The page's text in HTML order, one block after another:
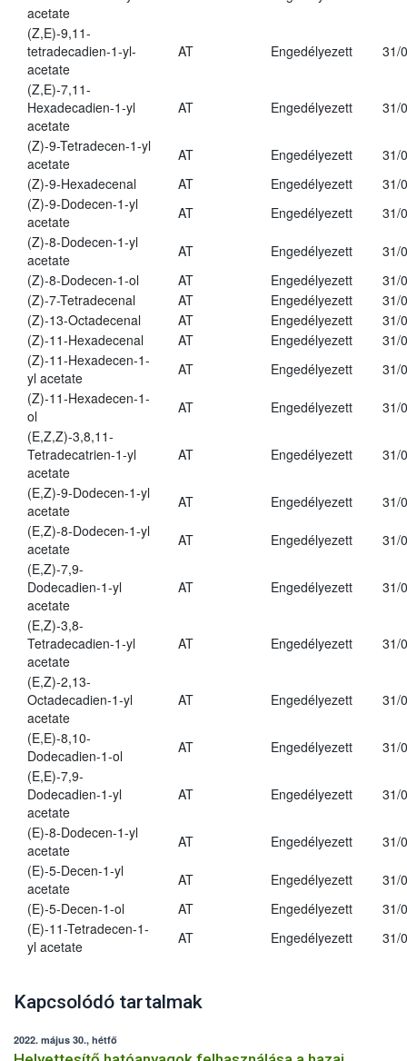
acetate
(Z,E)-9,11-
tetradecadien-1-yl-
acetate
AT Engedélyezett 31/
(Z,E)-7,11-
Hexadecadien-1-yl
acetate
AT Engedélyezett 31/
(Z)-9-Tetradecen-1-yl
acetate
AT Engedélyezett
31/
(Z)-9-Hexadecenal
AT Engedélyezett
31/
(Z)-9-Dodecen-1-yl
acetate
AT Engedélyezett
31/
(Z)-8-Dodecen-1-yl
acetate
AT Engedélyezett
31/
(Z)-8-Dodecen-1-ol
AT Engedélyezett
31/
(Z)-7-Tetradecenal
AT Engedélyezett
31/
(Z)-13-Octadecenal
AT Engedélyezett
31/
(Z)-11-Hexadecenal
AT Engedélyezett
31/
(Z)-11-Hexadecen-1-
yl acetate
AT Engedélyezett
31/
(Z)-11-Hexadecen-1-
ol
AT Engedélyezett
31/
(E,Z,Z)-3,8,11-
Tetradecatrien-1-yl
acetate
AT Engedélyezett 31/
(E,Z)-9-Dodecen-1-yl
acetate
AT Engedélyezett
31/
(E,Z)-8-Dodecen-1-yl
acetate
AT Engedélyezett
31/
(E,Z)-7,9-
Dodecadien-1-yl
acetate
AT Engedélyezett 31/
(E,Z)-3,8-
Tetradecadien-1-yl
acetate
AT Engedélyezett 31/
(E,Z)-2,13-
Octadecadien-1-yl
acetate
AT Engedélyezett 31/
(E,E)-8,10-
Dodecadien-1-ol
AT Engedélyezett
31/
(E,E)-7,9-
Dodecadien-1-yl
acetate
AT Engedélyezett 31/
(E)-8-Dodecen-1-yl
acetate
AT Engedélyezett
31/
(E)-5-Decen-1-yl
acetate
AT Engedélyezett
31/
(E)-5-Decen-1-ol
AT Engedélyezett
31/
(E)-11-Tetradecen-1-
yl acetate
AT Engedélyezett 31/
Kapcsolódó tartalmak
2022. május 30., hétfő